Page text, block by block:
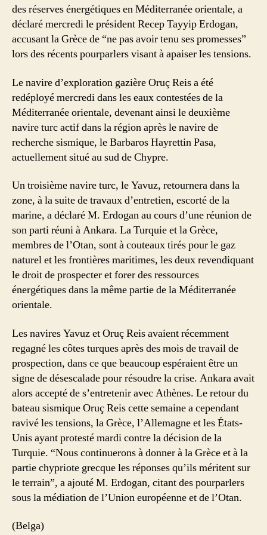
des réserves énergétiques en Méditerranée orientale, a
déclaré mercredi le président Recep Tayyip Erdogan,
accusant la Grèce de “ne pas avoir tenu ses promesses”
lors des récents pourparlers visant à apaiser les tensions.
Le navire d’exploration gazière Oruç Reis a été
redéployé mercredi dans les eaux contestées de la
Méditerranée orientale, devenant ainsi le deuxième
navire turc actif dans la région après le navire de
recherche sismique, le Barbaros Hayrettin Pasa,
actuellement situé au sud de Chypre.
Un troisième navire turc, le Yavuz, retournera dans la
zone, à la suite de travaux d’entretien, escorté de la
marine, a déclaré M. Erdogan au cours d’une réunion de
son parti réuni à Ankara. La Turquie et la Grèce,
membres de l’Otan, sont à couteaux tirés pour le gaz
naturel et les frontières maritimes, les deux revendiquant
le droit de prospecter et forer des ressources
énergétiques dans la même partie de la Méditerranée
orientale.
Les navires Yavuz et Oruç Reis avaient récemment
regagné les côtes turques après des mois de travail de
prospection, dans ce que beaucoup espéraient être un
signe de désescalade pour résoudre la crise. Ankara avait
alors accepté de s’entretenir avec Athènes. Le retour du
bateau sismique Oruç Reis cette semaine a cependant
ravivé les tensions, la Grèce, l’Allemagne et les États-
Unis ayant protesté mardi contre la décision de la
Turquie. “Nous continuerons à donner à la Grèce et à la
partie chypriote grecque les réponses qu’ils méritent sur
le terrain”, a ajouté M. Erdogan, citant des pourparlers
sous la médiation de l’Union européenne et de l’Otan.
(Belga)